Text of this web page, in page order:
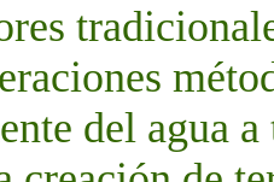
del agua